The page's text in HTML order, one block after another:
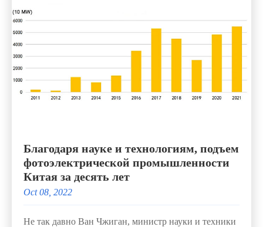
Благодаря науке и технологиям, подъем
фотоэлектрической промышленности
Китая за десять лет
Oct 08, 2022
Не так давно Ван Чжиган, министр науки и техники